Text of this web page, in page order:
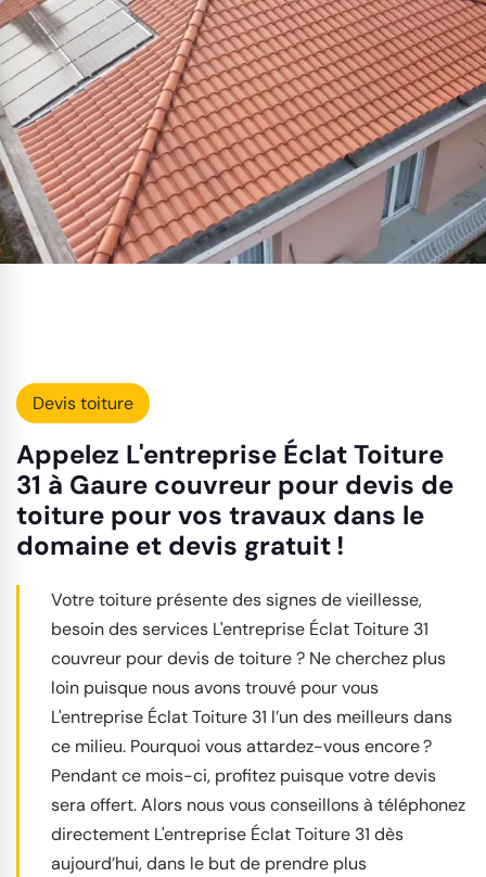
Devis toiture
Appelez L'entreprise Éclat Toiture
31 à Gaure couvreur pour devis de
toiture pour vos travaux dans le
domaine et devis gratuit !
Votre toiture présente des signes de vieillesse,
besoin des services L'entreprise Éclat Toiture 31
couvreur pour devis de toiture ? Ne cherchez plus
loin puisque nous avons trouvé pour vous
L'entreprise Éclat Toiture 31 l’un des meilleurs dans
ce milieu. Pourquoi vous attardez-vous encore ?
Pendant ce mois-ci, profitez puisque votre devis
sera offert. Alors nous vous conseillons à téléphonez
directement L'entreprise Éclat Toiture 31 dès
aujourd’hui, dans le but de prendre plus